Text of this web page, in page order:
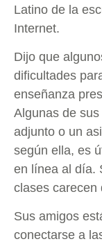
Latino de la
Internet.
Dijo que
dificultades
enseñanza
Algunas de
adjunto o un
según ella, es
en línea al día.
clases carecen
Sus amigos
conectarse a